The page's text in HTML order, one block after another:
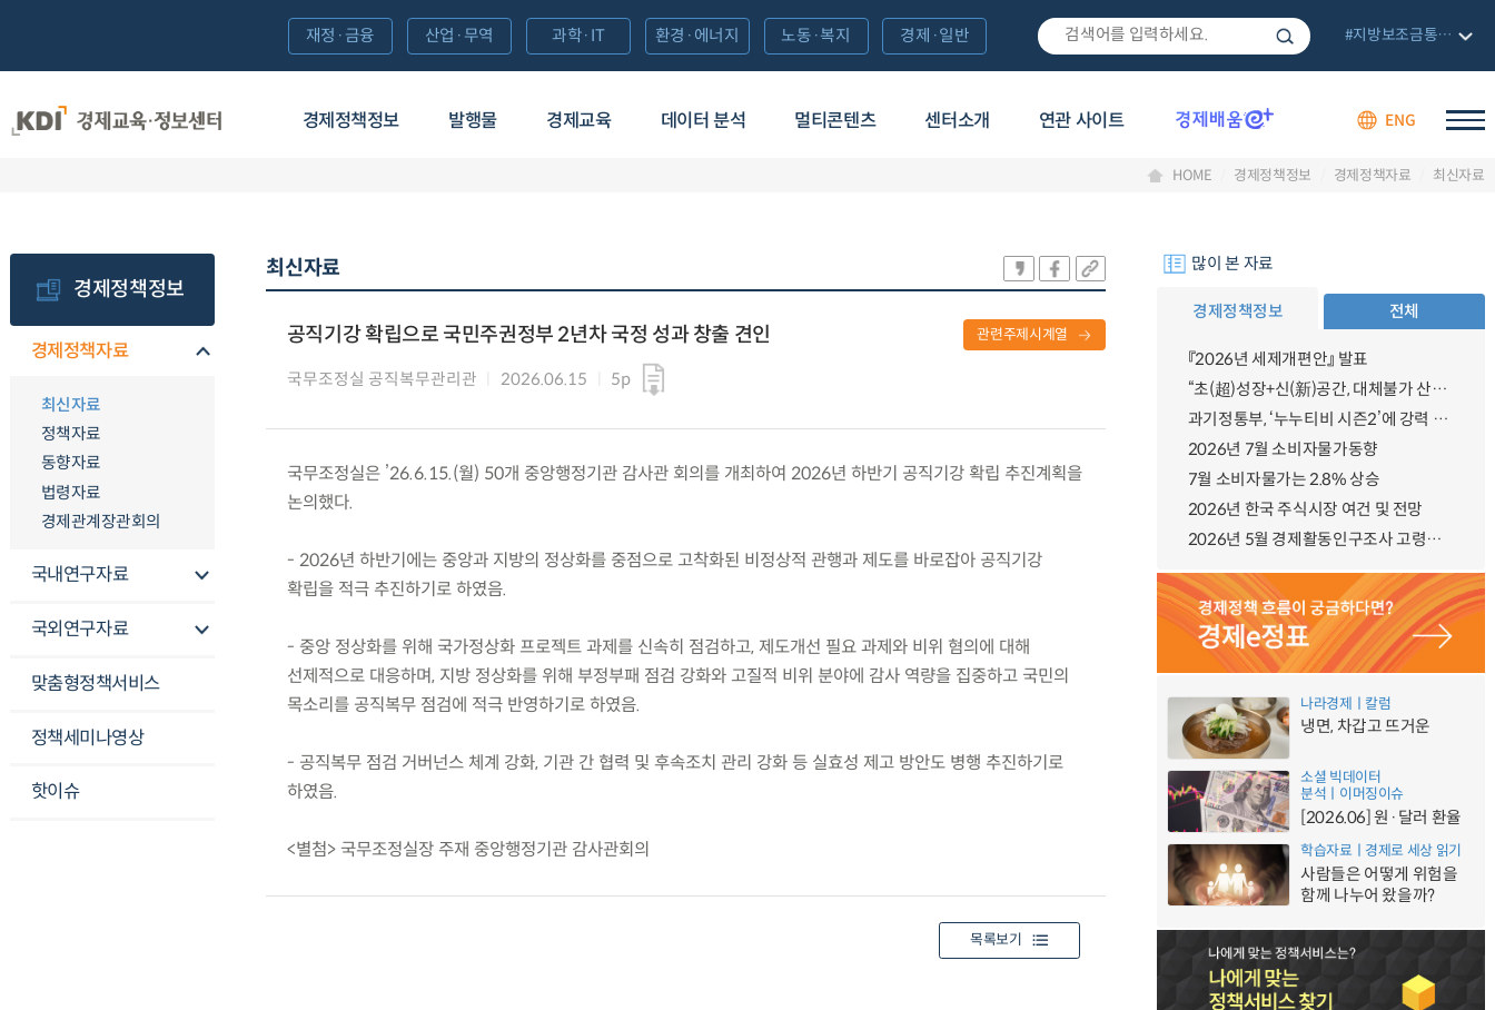
경제정책정보 발행물 경제교육 데이터 분석 멀티콘텐츠 센터소개 연관 사이트 ENG
재정·금융 산업·무역 과학·IT 환경·에너지 노동·복지 경제·일반 #지방보조금통합관리망
HOME 경제정책정보 경제정책자료 최신자료
경제정책정보
경제정책자료
최신자료
정책자료
동향자료
법령자료
경제관계장관회의
국내연구자료
국외연구자료
맞춤형정책서비스
정책세미나영상
핫이슈
최신자료
공직기강 확립으로 국민주권정부 2년차 국정 성과 창출 견인
국무조정실 공직복무관리관 2026.06.15 5p
관련주제시계열
국무조정실은 ’26.6.15.(월) 50개 중앙행정기관 감사관 회의를 개최하여 2026년 하반기 공직기강 확립 추진계획을
논의했다.
- 2026년 하반기에는 중앙과 지방의 정상화를 중점으로 고착화된 비정상적 관행과 제도를 바로잡아 공직기강
확립을 적극 추진하기로 하였음.
- 중앙 정상화를 위해 국가정상화 프로젝트 과제를 신속히 점검하고, 제도개선 필요 과제와 비위 혐의에 대해
선제적으로 대응하며, 지방 정상화를 위해 부정부패 점검 강화와 고질적 비위 분야에 감사 역량을 집중하고 국민의
목소리를 공직복무 점검에 적극 반영하기로 하였음.
- 공직복무 점검 거버넌스 체계 강화, 기관 간 협력 및 후속조치 관리 강화 등 실효성 제고 방안도 병행 추진하기로
하였음.
<별첨> 국무조정실장 주재 중앙행정기관 감사관회의
목록보기
많이 본 자료
경제정책정보 전체
『2026년 세제개편안』 발표
“초(超)성장+신(新)공간, 대체불가 산업강국”
과기정통부, ‘누누티비 시즌2’에 강력 대응 의지 밝혀
2026년 7월 소비자물가동향
7월 소비자물가는 2.8% 상승
2026년 한국 주식시장 여건 및 전망
2026년 5월 경제활동인구조사 고령층 부가조사 결과
나라경제ㅣ칼럼
냉면, 차갑고 뜨거운
소셜 빅데이터
분석ㅣ이머징이슈
[2026.06] 원·달러 환율
학습자료ㅣ경제로 세상 읽기
사람들은 어떻게 위험을
함께 나누어 왔을까?